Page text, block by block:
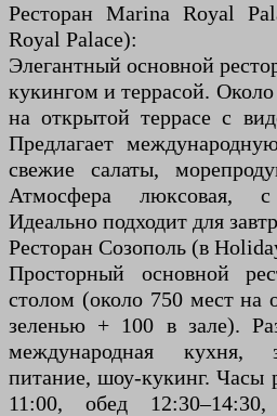
Ресторан Marina Royal
Royal Palace):
Элегантный основной
кукингом и террасой.
на открытой террасе с
Предлагает
свежие салаты,
Атмосфера люксовая,
Идеально подходит для
Ресторан Созополь (в
Просторный основной
столом (около 750 мест на
зеленью + 100 в зале).
международная кухня,
питание, шоу-кукинг. Часы
11:00, обед